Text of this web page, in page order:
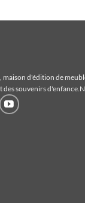
maison d'édition de
souvenirs d'enfance.